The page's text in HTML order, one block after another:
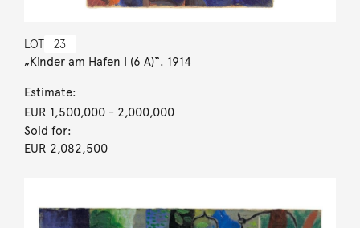
LOT 23
„Kinder am Hafen I (6 A)“. 1914
Estimate:
EUR 1,500,000- 2,000,000
Sold for:
EUR 2,082,500